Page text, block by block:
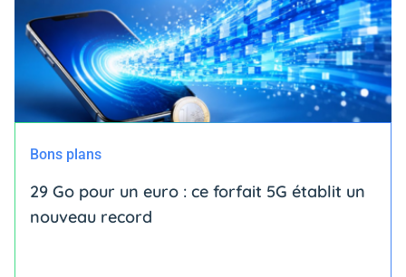
Bons plans
29 Go pour un euro : ce forfait 5G établit un
nouveau record